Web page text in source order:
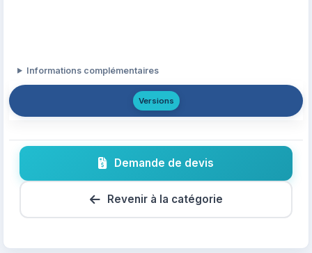
Informations complémentaires
Versions
Demande de devis
Revenir à la catégorie